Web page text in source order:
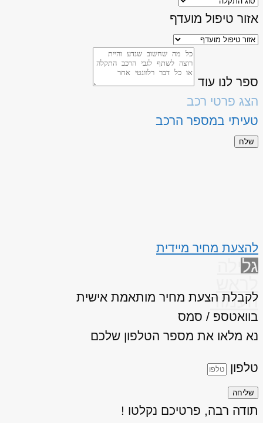
אזור טיפול מועדף
ספר לנו עוד
הצג פרטי רכב
טעיתי במספר הרכב
שלח
להצעת מחיר מיידית
גלילה
העמוד
לקבלת הצעת מחיר מותאמת אישית
בוואטספ / סמס
נא מלאו את מספר הטלפון שלכם
טלפון
שליחה
תודה רבה, פרטיכם נקלטו !